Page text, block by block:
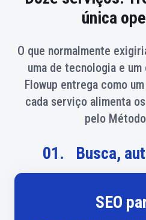
única
O que normalmente
uma de tecnologia e
Flowup entrega como
cada serviço alimenta
pelo
01. Busca,
SEO